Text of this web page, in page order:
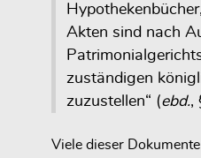
Akten sind nach
zuständigen
zuzustellen“ (ebd.,
Viele dieser